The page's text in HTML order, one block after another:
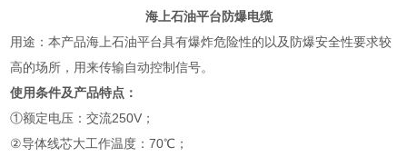
海上石油平台防爆电缆
用途：本产品海上石油平台具有爆炸危险性的以及防爆安全性要求较
高的场所，用来传输自动控制信号。
使用条件及产品特点：
①额定电压：交流250V；
②导体线芯大工作温度：70℃；